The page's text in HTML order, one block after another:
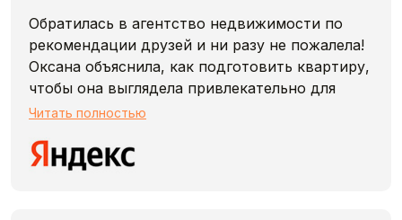
Обратилась в агентство недвижимости по
рекомендации друзей и ни разу не пожалела!
Оксана объяснила, как подготовить квартиру,
чтобы она выглядела привлекательно для
арендаторов, и на что обратить внимание при
Уже на следующий день у меня было три
заинтересованных арендатора на выбор! До
Читать полностью